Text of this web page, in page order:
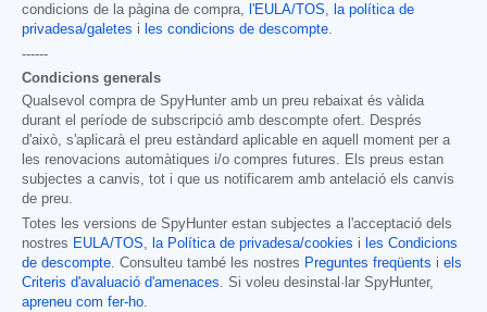
condicions de la pàgina de compra, l'EULA/TOS, la política de
privadesa/galetes i les condicions de descompte.
------
Condicions generals
Qualsevol compra de SpyHunter amb un preu rebaixat és vàlida
durant el període de subscripció amb descompte ofert. Després
d'això, s'aplicarà el preu estàndard aplicable en aquell moment per a
les renovacions automàtiques i/o compres futures. Els preus estan
subjectes a canvis, tot i que us notificarem amb antelació els canvis
de preu.
Totes les versions de SpyHunter estan subjectes a l'acceptació dels
nostres EULA/TOS, la Política de privadesa/cookies i les Condicions
de descompte. Consulteu també les nostres Preguntes freqüents i els
Criteris d'avaluació d'amenaces. Si voleu desinstal·lar SpyHunter,
apreneu com fer-ho.